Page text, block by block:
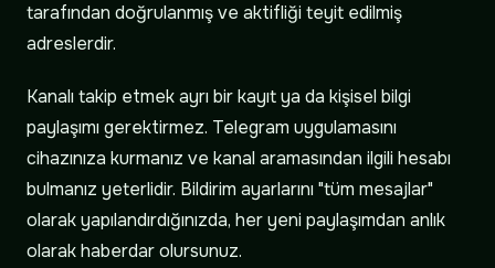
tarafından doğrulanmış ve aktifliği teyit edilmiş
adreslerdir.
Kanalı takip etmek ayrı bir kayıt ya da kişisel bilgi
paylaşımı gerektirmez. Telegram uygulamasını
cihazınıza kurmanız ve kanal aramasından ilgili hesabı
bulmanız yeterlidir. Bildirim ayarlarını "tüm mesajlar"
olarak yapılandırdığınızda, her yeni paylaşımdan anlık
olarak haberdar olursunuz.